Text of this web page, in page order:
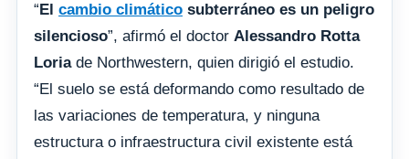
“ El cambio climático subterráneo es un peligro
silencioso”, afirmó el doctor Alessandro Rotta
Loriade Northwestern, quien dirigió el estudio.
“El suelo se está deformando como resultado de
las variaciones de temperatura, y ninguna
estructura o infraestructura civil existente está